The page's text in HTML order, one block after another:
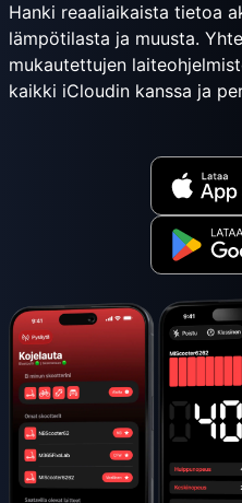
Hanki reaaliaikaista tietoa
lämpötilasta ja muusta.
mukautettujen
kaikki iCloudin kanssa ja